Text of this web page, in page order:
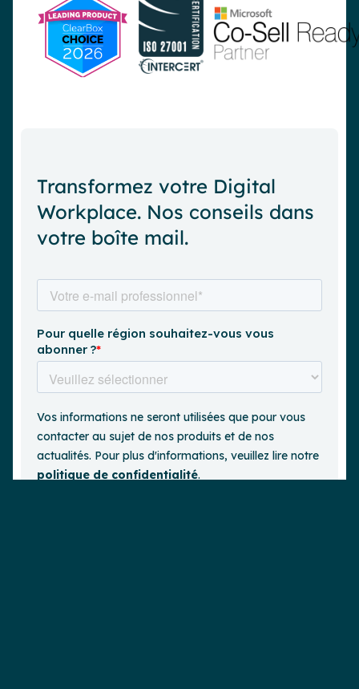
Demander une démo
Transformez votre Digital
Workplace. Nos conseils dans
votre boîte mail.